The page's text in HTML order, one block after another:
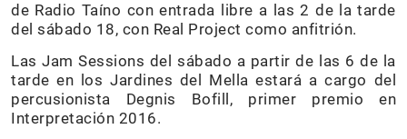
de Radio Taíno con entrada libre a las 2 de la tarde
del sábado 18, con Real Project como anfitrión.
Las Jam Sessions del sábado a partir de las 6 de la
tarde en los Jardines del Mella estará a cargo del
percusionista Degnis Bofill, primer premio en
Interpretación 2016.